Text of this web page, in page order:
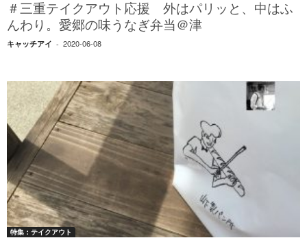
＃三重テイクアウト応援 外はパリッと、中はふ
んわり。愛郷の味うなぎ弁当＠津
キャッチアイ - 2020-06-08
特集：テイクアウト